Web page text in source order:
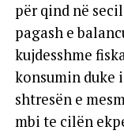
për qind në
pagash e
kujdesshme
konsumin duke
shtresën e
mbi te cilën